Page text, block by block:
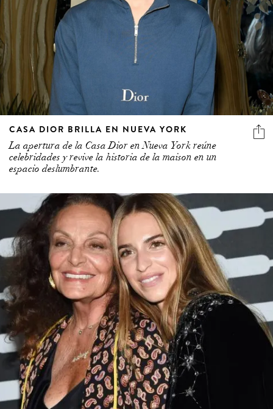
CASA DIOR BRILLA EN NUEVA YORK
La apertura de la Casa Dior en Nueva York reúne
celebridades y revive la historia de la maison en un
espacio deslumbrante.